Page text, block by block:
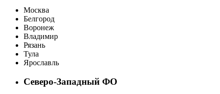
Москва
Белгород
Воронеж
Владимир
Рязань
Тула
Ярославль
Северо-Западный ФО